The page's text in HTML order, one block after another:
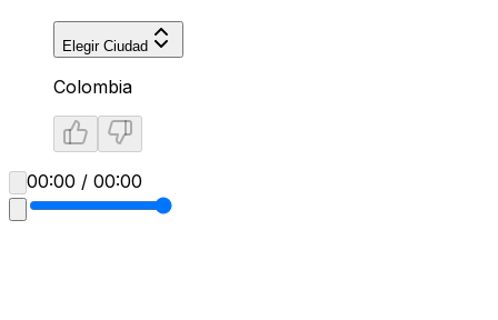
Elegir Ciudad
Colombia
00:00 / 00:00